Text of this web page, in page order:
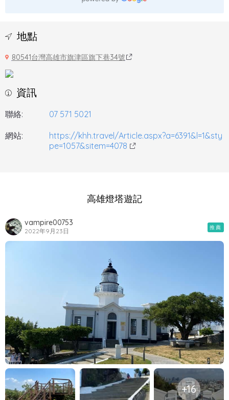
地點
80541台灣高雄市旗津區旗下巷34號
資訊
聯絡: 07 571 5021
網站:
https://khh.travel/Article.aspx?a=6391&l=1&sty
pe=1057&sitem=4078
高雄燈塔遊記
vampire00753
2022年9月23日 推薦
+16